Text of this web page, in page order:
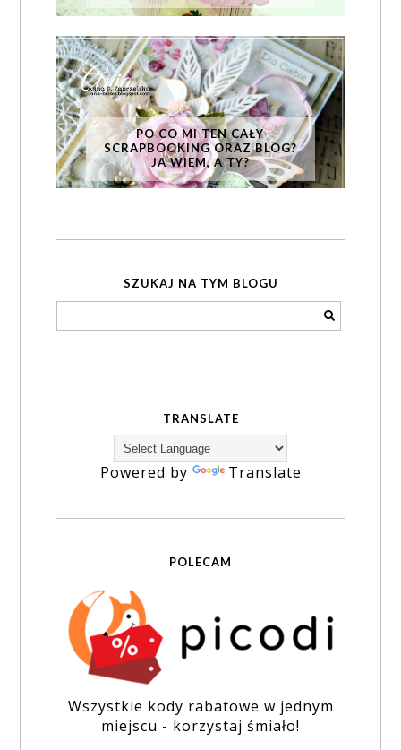
PO CO MI TEN CAŁY
SCRAPBOOKING ORAZ BLOG?
JA WIEM, A TY?
SZUKAJ NA TYM BLOGU
TRANSLATE
Powered by Translate
POLECAM
Wszystkie kody rabatowe w jednym
miejscu - korzystaj śmiało!